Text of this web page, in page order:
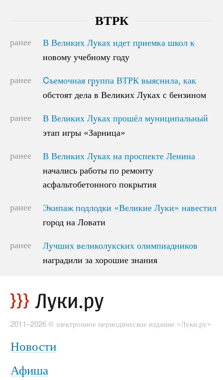
ВТРК
ранее
В Великих Луках идет приемка школ к
новому учебному году
В Великих Луках идет приемка школ к
новому учебному году
ранее
Cъемочная группа ВТРК выяснила, как
обстоят дела в Великих Луках с бензином
Cъемочная группа ВТРК выяснила, как
обстоят дела в Великих Луках с бензином
ранее
В Великих Луках прошёл муниципальный
этап игры «Зарница»
В Великих Луках прошёл муниципальный
этап игры «Зарница»
ранее
В Великих Луках на проспекте Ленина
начались работы по ремонту
асфальтобетонного покрытия
В Великих Луках на проспекте Ленина
начались работы по ремонту
асфальтобетонного покрытия
ранее
Экипаж подлодки «Великие Луки» навестил
город на Ловати
Экипаж подлодки «Великие Луки» навестил
город на Ловати
ранее
Лучших великолукских олимпиадников
наградили за хорошие знания
Лучших великолукских олимпиадников
наградили за хорошие знания
2011–2026 © электронное периодическое издание «Луки.ру»
Новости
Афиша